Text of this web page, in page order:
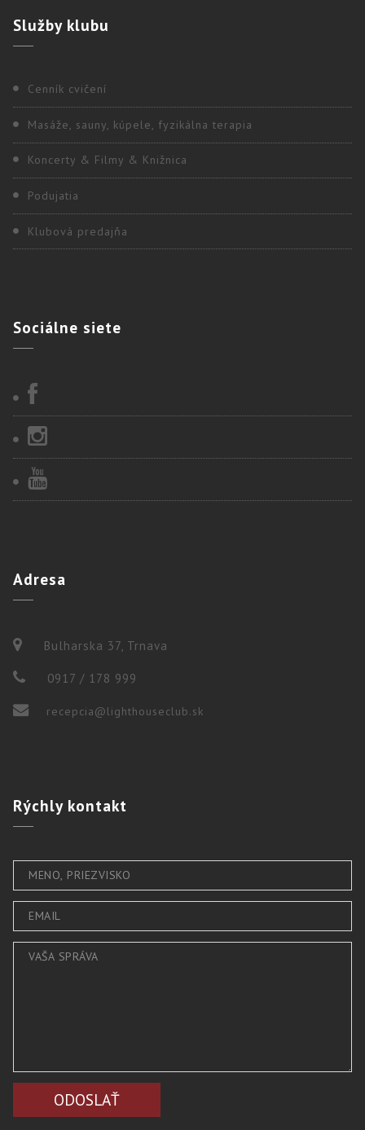
Službyklubu
Cenník cvičení
Masáže, sauny, kúpele, fyzikálna terapia
Koncerty & Filmy & Knižnica
Podujatia
Klubová predajňa
Sociálne siete
Adresa
Bulharska 37, Trnava
0917 / 178 999
recepcia@lighthouseclub.sk
Rýchlykontakt